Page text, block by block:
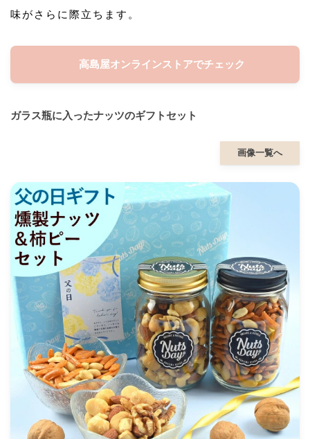
味がさらに際立ちます。
高島屋オンラインストアでチェック
ガラス瓶に入ったナッツのギフトセット
画像一覧へ